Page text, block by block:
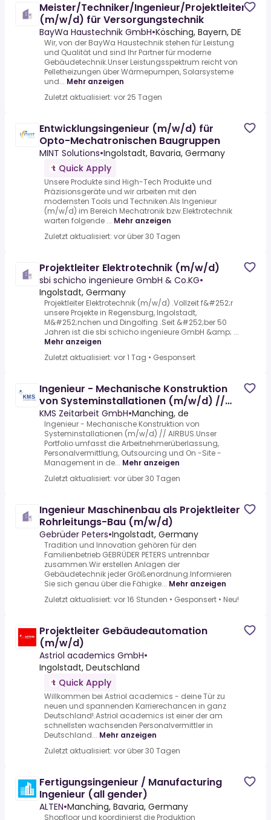
Meister/Techniker/Ingenieur/Projektleiter
(m/w/d) für Versorgungstechnik
BayWa Haustechnik GmbH•Kösching, Bayern, DE
Wir, von der BayWa Haustechnik stehen für Leistung
und Qualität und sind Ihr Partner für moderne
Gebäudetechnik.Unser Leistungsspektrum reicht von
Pelletheizungen über Wärmepumpen, Solarsysteme
und... Mehr anzeigen
Zuletzt aktualisiert: vor 25 Tagen
Entwicklungsingenieur (m/w/d) für
Opto-Mechatronischen Baugruppen
MINT Solutions•Ingolstadt, Bavaria, Germany
Quick Apply
Unsere Produkte sind High-Tech Produkte und
Präzisionsgeräte und wir arbeiten mit den
modernsten Tools und Techniken.Als Ingenieur
(m/w/d) im Bereich Mechatronik bzw.Elektrotechnik
warten folgende ... Mehr anzeigen
Zuletzt aktualisiert: vor über 30 Tagen
Projektleiter Elektrotechnik (m/w/d)
sbi schicho ingenieure GmbH & Co.KG•
Ingolstadt, Germany
Projektleiter Elektrotechnik (m/w/d) .Vollzeit f&#252;r
unsere Projekte in Regensburg, Ingolstadt,
M&#252;nchen und Dingolfing .Seit &#252;ber 50
Jahren ist die sbi schicho ingenieure GmbH &amp; ...
Mehr anzeigen
Zuletzt aktualisiert: vor 1 Tag • Gesponsert
Ingenieur - Mechanische Konstruktion
von Systeminstallationen (m/w/d) //
AIRBUS
KMS Zeitarbeit GmbH•Manching, de
Ingenieur - Mechanische Konstruktion von
Systeminstallationen (m/w/d) // AIRBUS.Unser
Portfolio umfasst die Arbeitnehmerüberlassung,
Personalvermittlung, Outsourcing und On -Site -
Management in de... Mehr anzeigen
Zuletzt aktualisiert: vor über 30 Tagen
Ingenieur Maschinenbau als Projektleiter
Rohrleitungs-Bau (m/w/d)
Gebrüder Peters•Ingolstadt, Germany
Tradition und Innovation gehören für den
Familienbetrieb GEBRÜDER PETERS untrennbar
zusammen.Wir erstellen Anlagen der
Gebäudetechnik jeder Größenordnung.Informieren
Sie sich genau über die Fähigke... Mehr anzeigen
Zuletzt aktualisiert: vor 16 Stunden • Gesponsert • Neu!
Projektleiter Gebäudeautomation
(m/w/d)
Astriol academics GmbH•
Ingolstadt, Deutschland
Quick Apply
Willkommen bei Astriol academics - deine Tür zu
neuen und spannenden Karrierechancen in ganz
Deutschland!.Astriol academics ist einer der am
schnellsten wachsenden Personalvermittler in
Deutschland... Mehr anzeigen
Zuletzt aktualisiert: vor über 30 Tagen
Fertigungsingenieur / Manufacturing
Ingenieur (all gender)
ALTEN•Manching, Bavaria, Germany
Shopfloor und koordinierst die Produktion